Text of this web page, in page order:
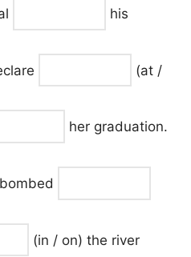
his
(at /
her graduation.
(in / on) the river